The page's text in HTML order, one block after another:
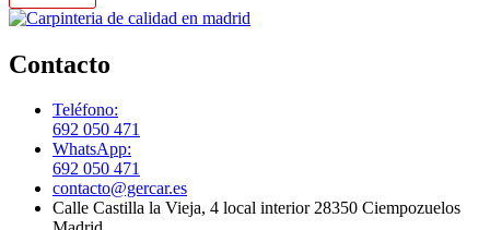
Contacto
Teléfono:
692 050 471
WhatsApp:
692 050 471
contacto@gercar.es
Calle Castilla la Vieja, 4 local interior 28350 Ciempozuelos